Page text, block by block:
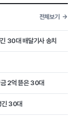
전체보기
30대 배달기사 송치
2억 뜯은 30대
긴 30대